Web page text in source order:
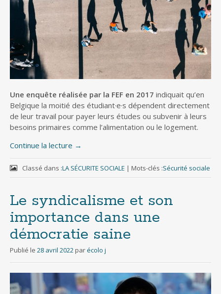
Une enquête réalisée par la FEF en 2017 indiquait qu’en
Belgique la moitié des étudiant·e·s dépendent directement
de leur travail pour payer leurs études ou subvenir à leurs
besoins primaires comme l’alimentation ou le logement.
Continue la lecture →
Classé dans :LA SÉCURITE SOCIALE | Mots-clés :Sécurité sociale
Le syndicalisme et son
importance dans une
démocratie saine
Publié le 28 avril 2022 parécolo j